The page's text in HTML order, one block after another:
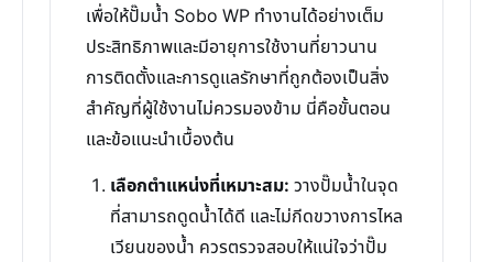
เพื่อให้ปั๊มน้ำ Sobo WP ทำงานได้อย่างเต็ม
ประสิทธิภาพและมีอายุการใช้งานที่ยาวนาน
การติดตั้งและการดูแลรักษาที่ถูกต้องเป็นสิ่ง
สำคัญที่ผู้ใช้งานไม่ควรมองข้าม นี่คือขั้นตอน
และข้อแนะนำเบื้องต้น
เลือกตำแหน่งที่เหมาะสม: วางปั๊มน้ำในจุด
ที่สามารถดูดน้ำได้ดี และไม่กีดขวางการไหล
เวียนของน้ำ ควรตรวจสอบให้แน่ใจว่าปั๊ม